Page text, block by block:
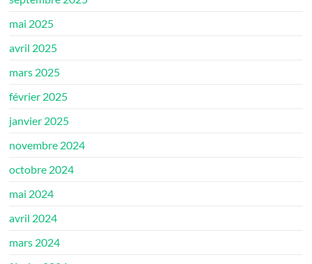
mai 2025
avril 2025
mars 2025
février 2025
janvier 2025
novembre 2024
octobre 2024
mai 2024
avril 2024
mars 2024